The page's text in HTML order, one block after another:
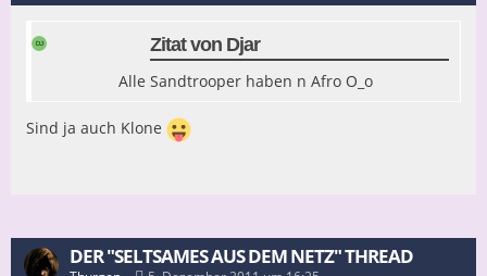
Zitat von Djar
Alle Sandtrooper haben n Afro O_o
Sind ja auch Klone
DER "SELTSAMES AUS DEM NETZ" THREAD